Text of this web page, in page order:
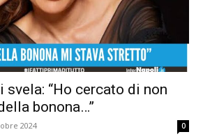
svela: “Ho cercato di non
bonona…”
2024 0